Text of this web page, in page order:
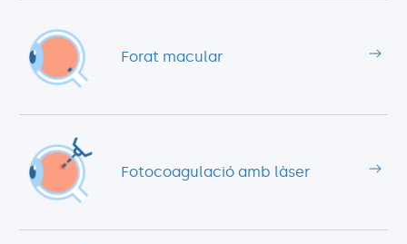
Forat macular
Fotocoagulació amb làser